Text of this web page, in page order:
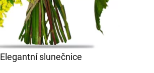
Elegantní slunečnice